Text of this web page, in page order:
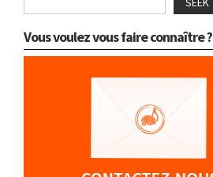
Vous voulez vous faire connaître ?